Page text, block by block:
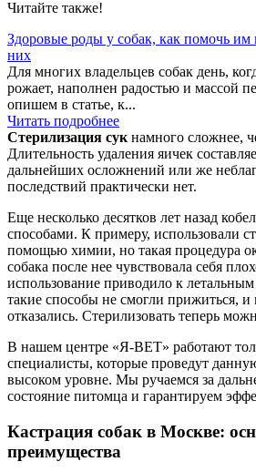
Читайте также!
Здоровые роды у собак, как помочь им
них
Для многих владельцев собак день,
рожает, наполнен радостью и массой
опишем в статье, к...
Читать подробнее
Стерилизация сук намного сложнее,
Длительность удаления яичек
дальнейших осложнений или же
последствий практически нет.
Еще несколько десятков лет назад
способами. К примеру, использовали
помощью химии, но такая процедура
собака после нее чувствовала себя
использование приводило к
такие способы не смогли прижиться,
отказались. Стерилизовать теперь
В нашем центре «Я-ВЕТ» работают
специалисты, которые проведут
высоком уровне. Мы ручаемся за
состояние питомца и гарантируем
Кастрация собак в Москве:
преимущества